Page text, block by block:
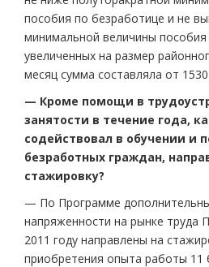
пособия по безработице и не
минимальной величины
увеличенных на размер
месяц сумма составляла от
— Кроме помощи в
занятости в течение года,
содействовал в обучении и
безработных граждан,
стажировку?
— По Программе
напряженности на рынке труда
2011 году направлены на
приобретения опыта работы 11